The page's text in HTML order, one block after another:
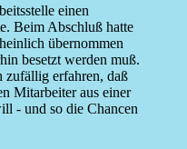
einen
Beim Abschluß hatte
übernommen
besetzt werden muß.
zufällig erfahren, daß
Mitarbeiter aus einer
- und so die Chancen